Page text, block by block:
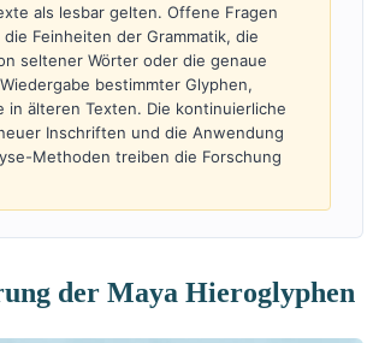
als lesbar gelten. Offene Fragen
Feinheiten der Grammatik, die
seltener Wörter oder die genaue
bestimmter Glyphen,
in älteren Texten. Die kontinuierliche
Inschriften und die Anwendung
Methoden treiben die Forschung
der Maya Hieroglyphen